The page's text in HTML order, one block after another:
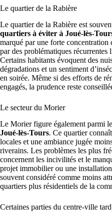
Le quartier de la Rabière
Le quartier de la Rabière est
quartiers à éviter à Joué-lès-
marqué par une forte concentration
par des problématiques récurrentes
Certains habitants évoquent des
dégradations et un sentiment
en soirée. Même si des efforts de
engagés, la prudence reste
Le secteur du Morier
Le Morier figure également parmi
Joué-lès-Tours. Ce quartier
locales et une ambiance jugée
riverains. Les problèmes les plus
concernent les incivilités et le
projet immobilier ou une
souvent considéré comme moins
quartiers plus résidentiels de la
Certaines parties du centre-ville